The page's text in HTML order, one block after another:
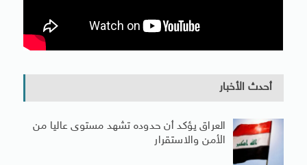
أحدث الأخبار
العراق يؤكد أن حدوده تشهد مستوى عاليا من
الأمن والاستقرار